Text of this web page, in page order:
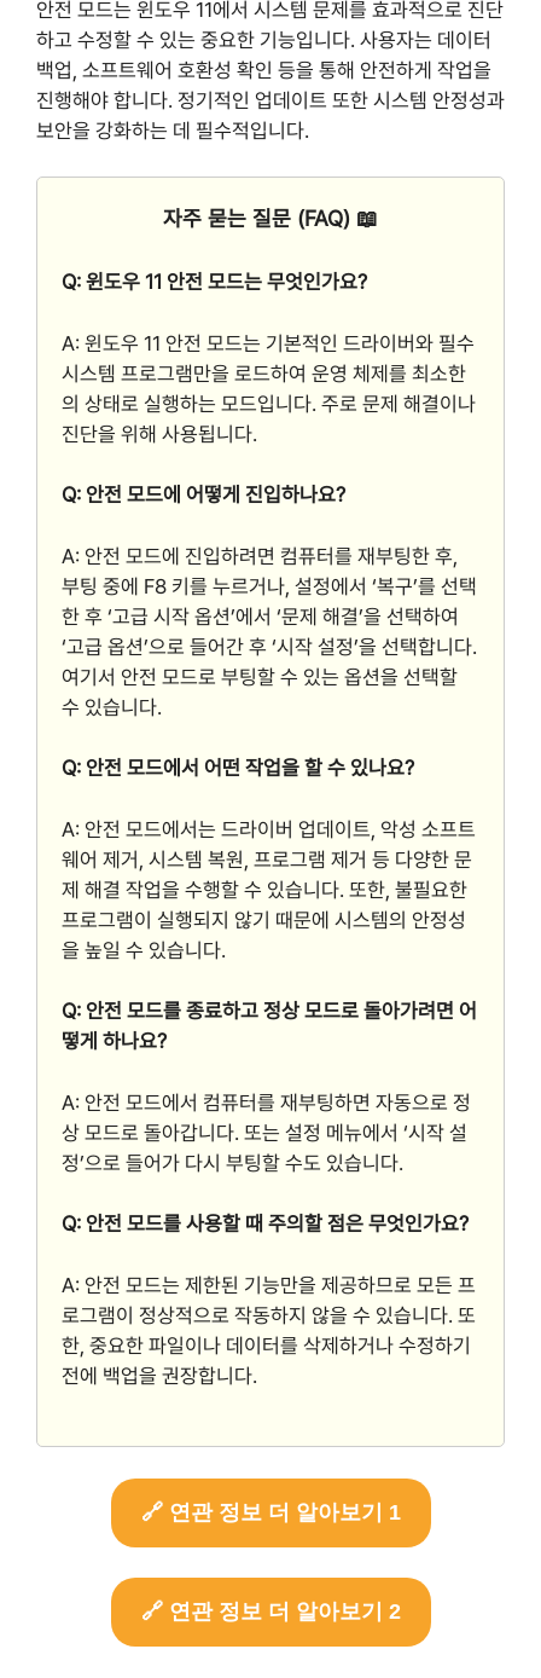
안전 모드는 윈도우 11에서 시스템 문제를 효과적으로 진단
하고 수정할 수 있는 중요한 기능입니다. 사용자는 데이터
백업, 소프트웨어 호환성 확인 등을 통해 안전하게 작업을
진행해야 합니다. 정기적인 업데이트 또한 시스템 안정성과
보안을 강화하는 데 필수적입니다.
자주 묻는 질문 (FAQ) 📖
Q: 윈도우 11 안전 모드는 무엇인가요?
A: 윈도우 11 안전 모드는 기본적인 드라이버와 필수
시스템 프로그램만을 로드하여 운영 체제를 최소한
의 상태로 실행하는 모드입니다. 주로 문제 해결이나
진단을 위해 사용됩니다.
Q: 안전 모드에 어떻게 진입하나요?
A: 안전 모드에 진입하려면 컴퓨터를 재부팅한 후,
부팅 중에 F8 키를 누르거나, 설정에서 ‘복구’를 선택
한 후 ‘고급 시작 옵션’에서 ‘문제 해결’을 선택하여
‘고급 옵션’으로 들어간 후 ‘시작 설정’을 선택합니다.
여기서 안전 모드로 부팅할 수 있는 옵션을 선택할
수 있습니다.
Q: 안전 모드에서 어떤 작업을 할 수 있나요?
A: 안전 모드에서는 드라이버 업데이트, 악성 소프트
웨어 제거, 시스템 복원, 프로그램 제거 등 다양한 문
제 해결 작업을 수행할 수 있습니다. 또한, 불필요한
프로그램이 실행되지 않기 때문에 시스템의 안정성
을 높일 수 있습니다.
Q: 안전 모드를 종료하고 정상 모드로 돌아가려면 어
떻게 하나요?
A: 안전 모드에서 컴퓨터를 재부팅하면 자동으로 정
상 모드로 돌아갑니다. 또는 설정 메뉴에서 ‘시작 설
정’으로 들어가 다시 부팅할 수도 있습니다.
Q: 안전 모드를 사용할 때 주의할 점은 무엇인가요?
A: 안전 모드는 제한된 기능만을 제공하므로 모든 프
로그램이 정상적으로 작동하지 않을 수 있습니다. 또
한, 중요한 파일이나 데이터를 삭제하거나 수정하기
전에 백업을 권장합니다.
🔗 연관 정보 더 알아보기 1
🔗 연관 정보 더 알아보기 2